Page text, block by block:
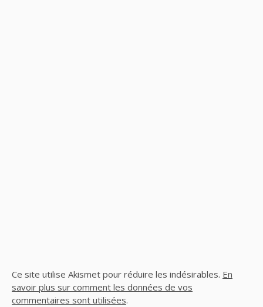
Ce site utilise Akismet pour réduire les indésirables. En
savoir plus sur comment les données de vos
commentaires sont utilisées.